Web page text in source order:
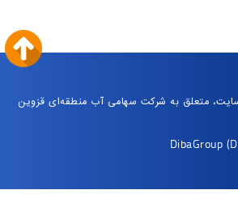
متعلق به شرکت سهامی آب منطقه‌ای قزوین
DibaGroup